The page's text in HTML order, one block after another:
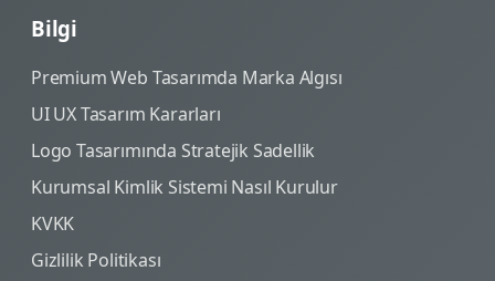
Bilgi
Premium Web Tasarımda Marka Algısı
UI UX Tasarım Kararları
Logo Tasarımında Stratejik Sadellik
Kurumsal Kimlik Sistemi Nasıl Kurulur
KVKK
Gizlilik Politikası